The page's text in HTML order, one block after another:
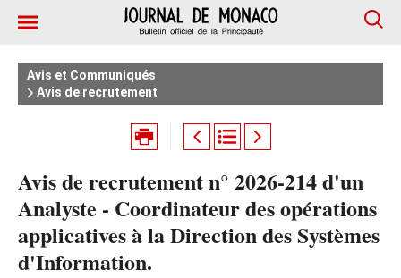
Avis et Communiqués
Avis de recrutement
Avis de recrutement n° 2026-214 d'un
Analyste - Coordinateur des opérations
applicatives à la Direction des Systèmes
d'Information.